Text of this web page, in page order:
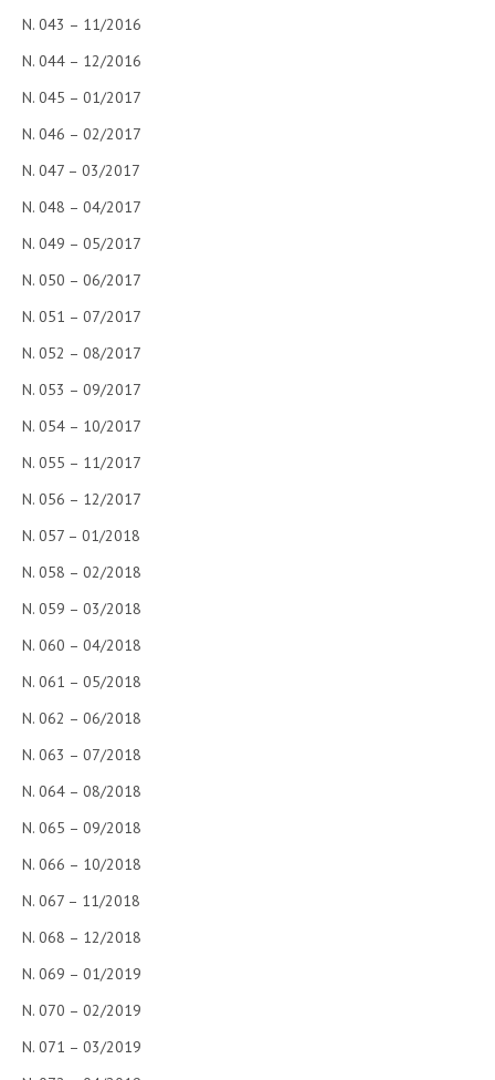
N. 043 – 11/2016
N. 044 – 12/2016
N. 045 – 01/2017
N. 046 – 02/2017
N. 047 – 03/2017
N. 048 – 04/2017
N. 049 – 05/2017
N. 050 – 06/2017
N. 051 – 07/2017
N. 052 – 08/2017
N. 053 – 09/2017
N. 054 – 10/2017
N. 055 – 11/2017
N. 056 – 12/2017
N. 057 – 01/2018
N. 058 – 02/2018
N. 059 – 03/2018
N. 060 – 04/2018
N. 061 – 05/2018
N. 062 – 06/2018
N. 063 – 07/2018
N. 064 – 08/2018
N. 065 – 09/2018
N. 066 – 10/2018
N. 067 – 11/2018
N. 068 – 12/2018
N. 069 – 01/2019
N. 070 – 02/2019
N. 071 – 03/2019